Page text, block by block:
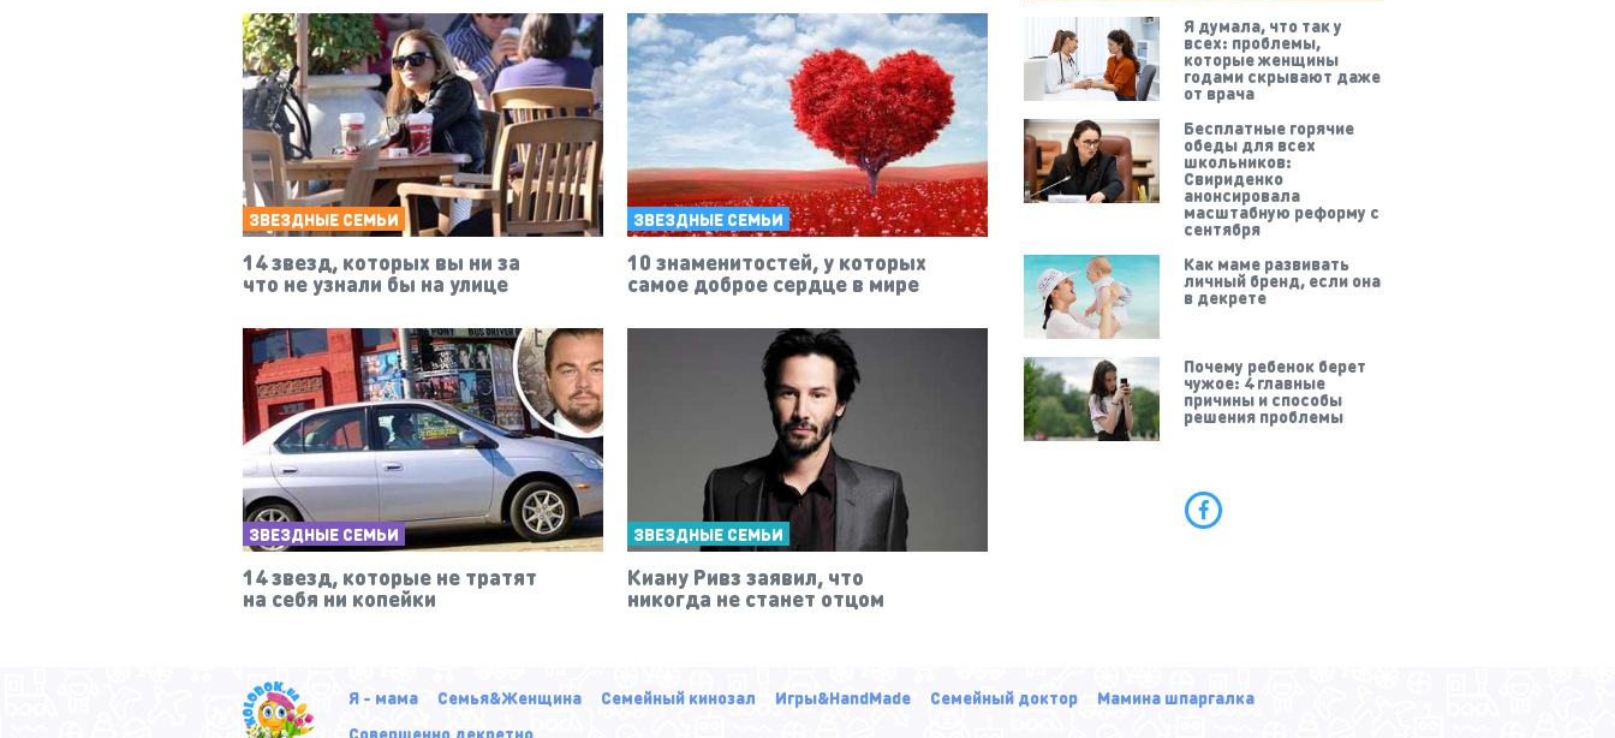
ЗВЕЗДНЫЕ СЕМЬИ
14 звезд, которых вы ни за
что не узнали бы на улице
ЗВЕЗДНЫЕ СЕМЬИ
10 знаменитостей, у которых
самое доброе сердце в мире
ЗВЕЗДНЫЕ СЕМЬИ
14 звезд, которые не тратят
на себя ни копейки
ЗВЕЗДНЫЕ СЕМЬИ
Киану Ривз заявил, что
никогда не станет отцом
Я думала, что так у
всех: проблемы,
которые женщины
годами скрывают даже
от врача
Бесплатные горячие
обеды для всех
школьников:
Свириденко
анонсировала
масштабную реформу с
сентября
Как маме развивать
личный бренд, если она
в декрете
Почему ребенок берет
чужое: 4 главные
причины и способы
решения проблемы
Я - мама Семья&Женщина Семейный кинозал Игры&HandMade Семейный доктор
Мамина шпаргалка
Совершенно декретно